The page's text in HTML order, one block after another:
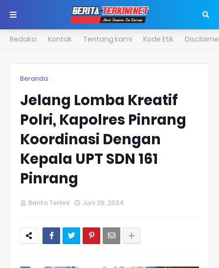
Redaksi Kontak Tentang kami Kode Etik
Beranda
Jelang Lomba Kreatif
Polri, Kapolres Pinrang
Koordinasi Dengan
Kepala UPT SDN 161
Pinrang
Berita Terkini Juni 26, 2024